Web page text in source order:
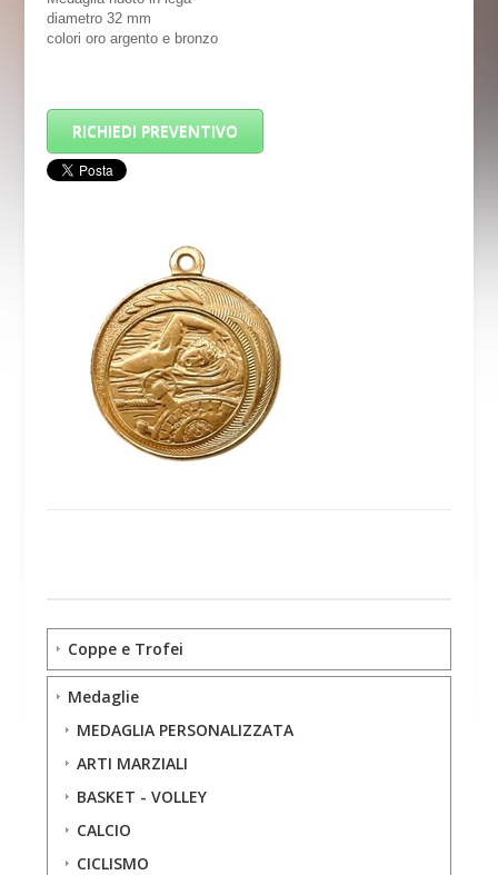
diametro 32 mm
colori oro argento e bronzo
RICHIEDI PREVENTIVO
Coppe e Trofei
Medaglie
MEDAGLIA PERSONALIZZATA
ARTI MARZIALI
BASKET - VOLLEY
CALCIO
CICLISMO